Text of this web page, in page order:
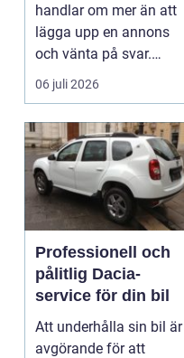
handlar om mer än att
lägga upp en annons
och vänta på svar.
Många vill få en bra
p...
06 juli 2026
Professionell och
pålitlig Dacia-
service för din bil
Att underhålla sin bil är
avgörande för att